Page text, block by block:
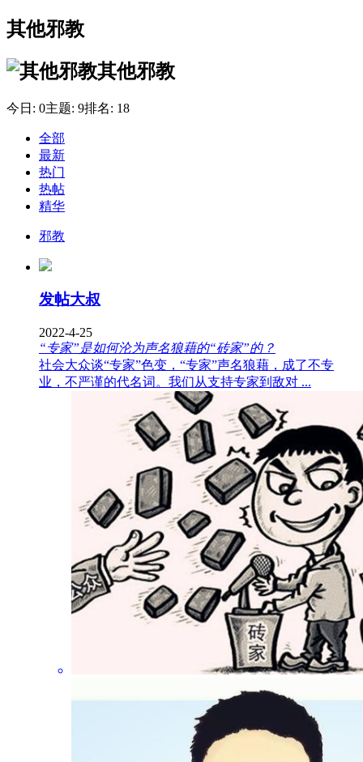
其他邪教
其他邪教
今日: 0主题: 9排名: 18
全部
最新
热门
热帖
精华
邪教
发帖大叔
2022-4-25
“专家”是如何沦为声名狼藉的“砖家”的？
社会大众谈“专家”色变，“专家”声名狼藉，成了不专
业，不严谨的代名词。我们从支持专家到敌对 ...